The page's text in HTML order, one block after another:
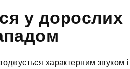
у дорослих
характерним звуком і